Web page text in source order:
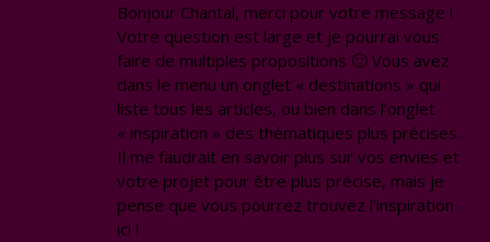
Bonjour Chantal, merci pour votre message !
Votre question est large et je pourrai vous
faire de multiples propositions 🙂 Vous avez
dans le menu un onglet « destinations » qui
liste tous les articles, ou bien dans l’onglet
« inspiration » des thématiques plus précises.
Il me faudrait en savoir plus sur vos envies et
votre projet pour être plus précise, mais je
pense que vous pourrez trouvez l’inspiration
ici !